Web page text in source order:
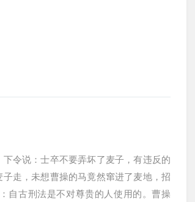
令说：士卒不要弄坏了麦子，有违反的
走，未想曹操的马竟然窜进了麦地，招
自古刑法是不对尊贵的人使用的。曹操